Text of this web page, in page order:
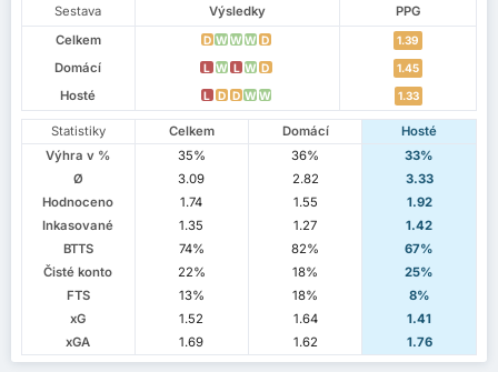
Sestava Výsledky
PPG
Celkem
D W W W D 1.39
Domácí L W L W D 1.45
Hosté L D D W W 1.33
Statistiky Celkem Domácí
Hosté
Výhra v %
35% 36%
33%
Ø
3.09 2.82
3.33
Hodnoceno
1.74 1.55
1.92
Inkasované
1.35 1.27
1.42
BTTS
74% 82%
67%
Čisté konto
22% 18%
25%
FTS
13% 18%
8%
xG
1.52 1.64
1.41
xGA
1.69 1.62 1.76